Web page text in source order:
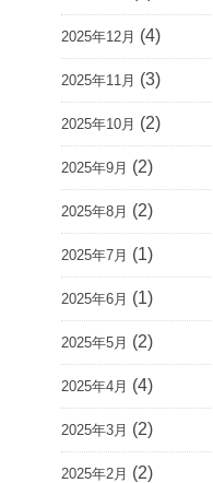
2025年12月 (4)
2025年11月 (3)
2025年10月 (2)
2025年9月 (2)
2025年8月 (2)
2025年7月 (1)
2025年6月 (1)
2025年5月 (2)
2025年4月 (4)
2025年3月 (2)
2025年2月 (2)